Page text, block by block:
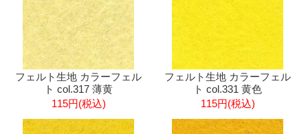
フェルト生地 カラーフェル
ト col.317 薄黄
115円(税込)
フェルト生地 カラーフェル
ト col.331 黄色
115円(税込)